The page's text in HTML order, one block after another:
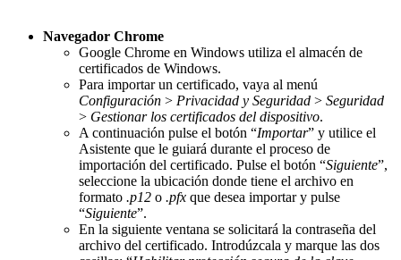
Navegador Chrome
Google Chrome en Windows utiliza el almacén de
certificados de Windows.
Para importar un certificado, vaya al menú
Configuración > Privacidad y Seguridad > Seguridad
> Gestionar los certificados del dispositivo.
A continuación pulse el botón “Importar” y utilice el
Asistente que le guiará durante el proceso de
importación del certificado. Pulse el botón “Siguiente”,
seleccione la ubicación donde tiene el archivo en
formato .p12 o .pfx que desea importar y pulse
“Siguiente”.
En la siguiente ventana se solicitará la contraseña del
archivo del certificado. Introdúzcala y marque las dos